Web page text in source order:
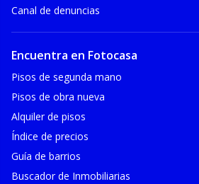
Canal de denuncias
Encuentra en Fotocasa
Pisos de segunda mano
Pisos de obra nueva
Alquiler de pisos
Índice de precios
Guía de barrios
Buscador de Inmobiliarias